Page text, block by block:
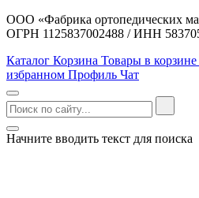
ООО «Фабрика ортопедических
ОГРН 1125837002488 / ИНН
Каталог Корзина Товары в корзине
избранном Профиль Чат
Начните вводить текст для поиска